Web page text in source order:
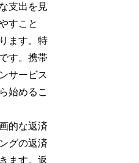
支出を見
すこと
ます。特
す。携帯
サービス
始めるこ
的な返済
グの返済
ます。返